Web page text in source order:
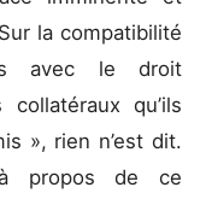
la compatibilité
avec le droit
qu’ils
», rien n’est dit.
propos de ce